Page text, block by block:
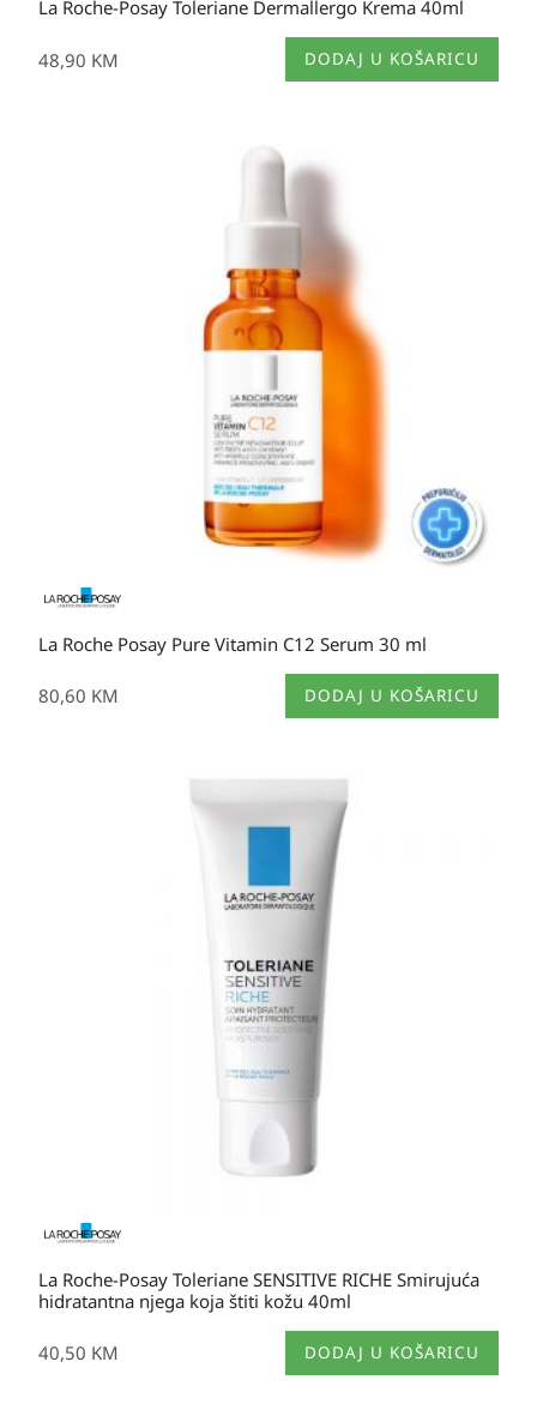
La Roche-Posay Toleriane Dermallergo Krema 40ml
48,90 KM DODAJ U KOŠARICU
La Roche Posay Pure Vitamin C12 Serum 30 ml
80,60 KM DODAJ U KOŠARICU
La Roche-Posay Toleriane SENSITIVE RICHE Smirujuća
hidratantna njega koja štiti kožu 40ml
40,50 KM DODAJ U KOŠARICU